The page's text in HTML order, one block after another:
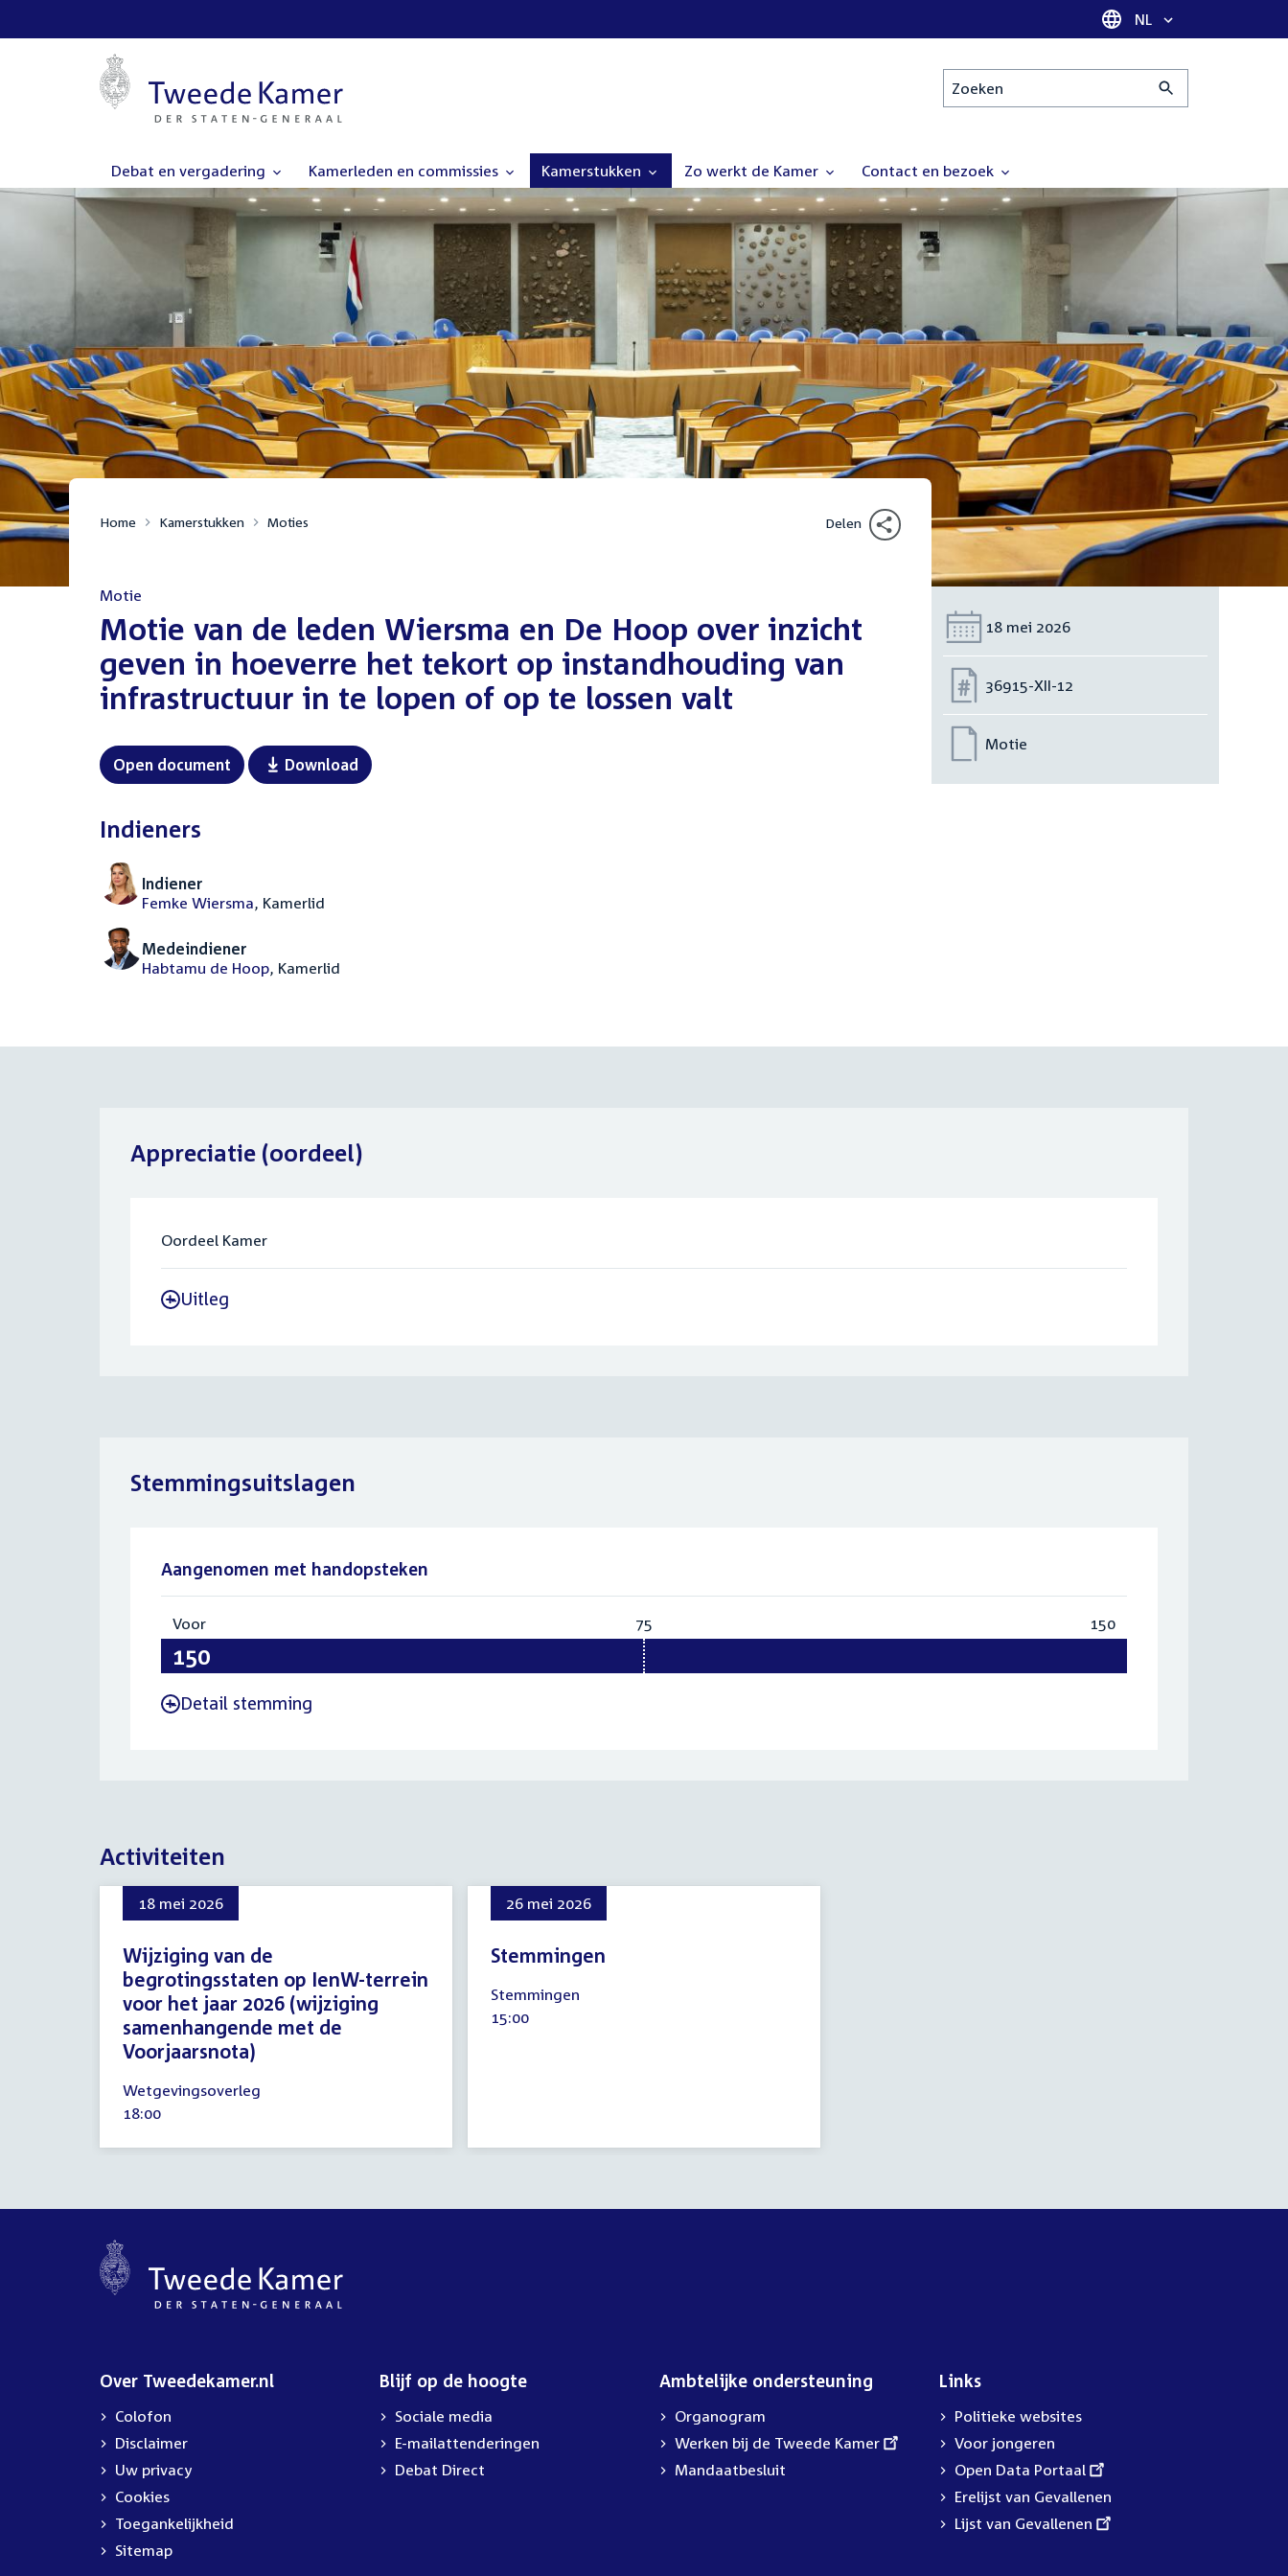
Taal selectie
NL
Zoeken
Debat en vergadering Kamerleden en commissies Kamerstukken Zo werkt de Kamer Contact en bezoek
Home Kamerstukken Moties Delen
Motie
:Motie van de leden Wiersma en De Hoop over inzicht
geven in hoeverre het tekort op instandhouding van
infrastructuur in te lopen of op te lossen valt
Open document Download
Indieners
Indiener
Femke Wiersma, Kamerlid
Medeindiener
Habtamu de Hoop, Kamerlid
Datum:
18 mei 2026
Nummer:
36915-XII-12
Motie
Appreciatie (oordeel)
Oordeel Kamer
- Uitleg
Stemmingsuitslagen
Aangenomen met handopsteken
Voor
150
75 150Totaal:
- Detail stemming
Activiteiten
18 mei 2026
Wijziging van de
begrotingsstaten op IenW-terrein
voor het jaar 2026 (wijziging
samenhangende met de
Voorjaarsnota)
mei
2026
Wetgevingsoverleg
Tijd
18:00
26 mei 2026
Stemmingen
mei
2026
Stemmingen
Tijd
15:00
Over Tweedekamer.nl
Colofon
Disclaimer
Uw privacy
Cookies
Toegankelijkheid
Sitemap
Blijf op de hoogte
Sociale media
E-mailattenderingen
Debat Direct
Ambtelijke ondersteuning
Organogram
External
link:
Werken bij de Tweede Kamer
Mandaatbesluit
Links
Politieke websites
Voor jongeren
External
link:
Open Data Portaal
Erelijst van Gevallenen
External
Lijst van Gevallenen